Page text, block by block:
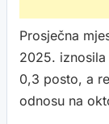
Prosječna
2025.
0,3 posto, a
odnosu na